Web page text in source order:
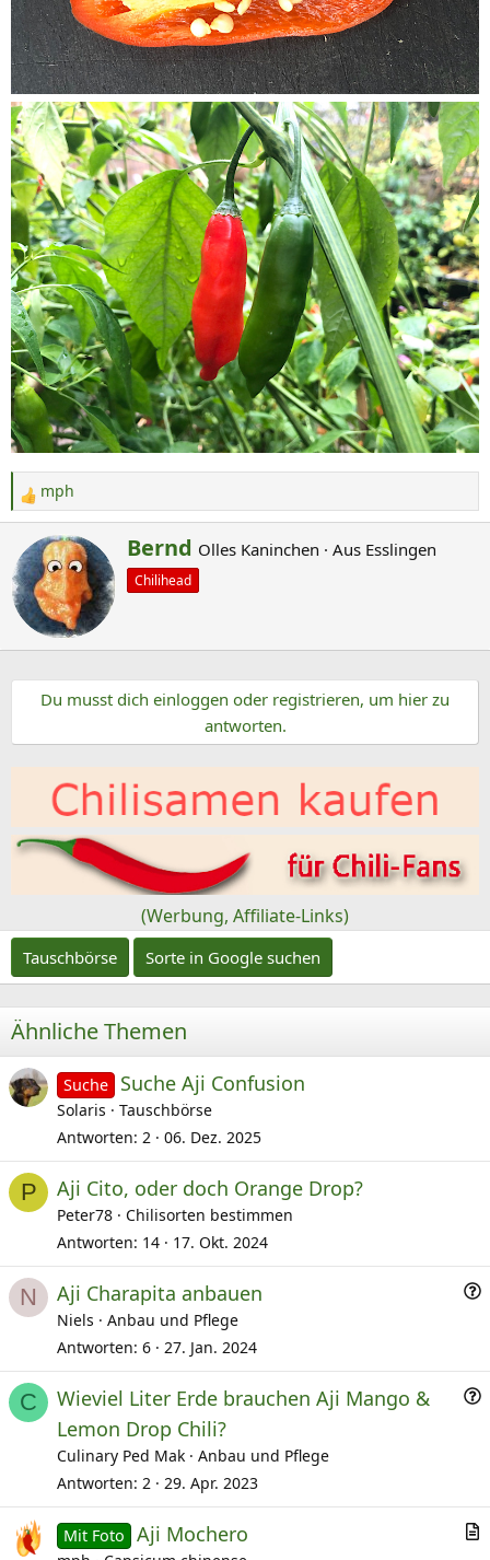
R
e
a
k
t
i
o
:
mph
G
e
s
h
i
e
o
n
Bernd Olles Kaninchen · Aus Esslingen
Chilihead
Du musst dich einloggen oder registrieren, um hier zu
antworten.
(Werbung, Affiliate-Links)
Tauschbörse Sorte in Google suchen
Ähnliche Themen
Suche Suche Aji Confusion
Solaris
Tauschbörse
Antworten 2 06. Dez. 2025
P Aji Cito, oder doch Orange Drop?
Peter78
Chilisorten bestimmen
Antworten 14 17. Okt. 2024
N
F
g
e
Aji Charapita anbauen
Niels
Anbau und Pflege
Antworten 6 27. Jan. 2024
C
F
e
Wieviel Liter Erde brauchen Aji Mango &
Lemon Drop Chili?
Culinary Ped Mak
Anbau und Pflege
Antworten 2 29. Apr. 2023
Mit Foto Aji Mochero